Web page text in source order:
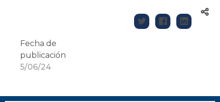
Fecha de
publicación
5/06/24